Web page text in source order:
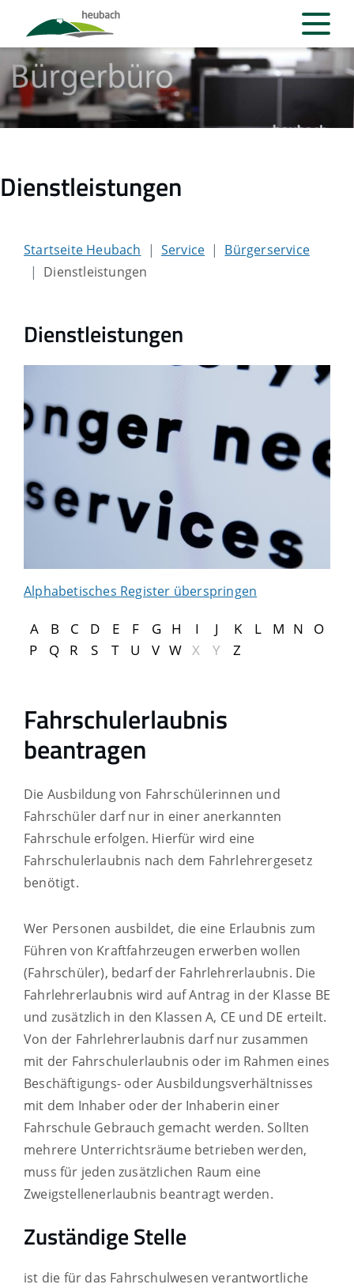
Dienstleistungen
Startseite Heubach Service
Bürgerservice
Dienstleistungen
Dienstleistungen
Alphabetisches Register überspringen
A B C D E F G H I J K L M N
O
P
Q R S T U V W X Y Z
Fahrschulerlaubnis
beantragen
Die Ausbildung von Fahrschülerinnen und
Fahrschüler darf nur in einer anerkannten
Fahrschule erfolgen. Hierfür wird eine
Fahrschulerlaubnis nach dem Fahrlehrergesetz
benötigt.
Wer Personen ausbildet, die eine Erlaubnis zum
Führen von Kraftfahrzeugen erwerben wollen
(Fahrschüler), bedarf der Fahrlehrerlaubnis. Die
Fahrlehrerlaubnis wird auf Antrag in der Klasse BE
und zusätzlich in den Klassen A, CE und DE erteilt.
Von der Fahrlehrerlaubnis darf nur zusammen
mit der Fahrschulerlaubnis oder im Rahmen eines
Beschäftigungs- oder Ausbildungsverhältnisses
mit dem Inhaber oder der Inhaberin einer
Fahrschule Gebrauch gemacht werden. Sollten
mehrere Unterrichtsräume betrieben werden,
muss für jeden zusätzlichen Raum eine
Zweigstellenerlaubnis beantragt werden.
Zuständige Stelle
ist die für das Fahrschulwesen verantwortliche